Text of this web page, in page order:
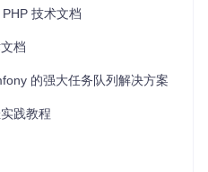
实现，不仅继承了Gearman的
技术文档
档
的强大任务队列解决方案
践教程